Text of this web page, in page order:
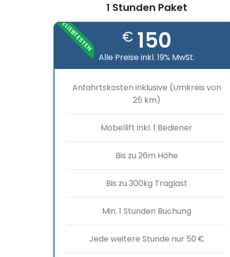
1 Stunden Paket
BELIEBTESTEN € 150
Alle Preise inkl. 19% MwSt.
Anfahrtskosten inklusive (Umkreis von
25 km)
Möbellift inkl. 1 Bediener
Bis zu 26m Höhe
Bis zu 300kg Traglast
Min. 1 Stunden Buchung
Jede weitere Stunde nur 50 €